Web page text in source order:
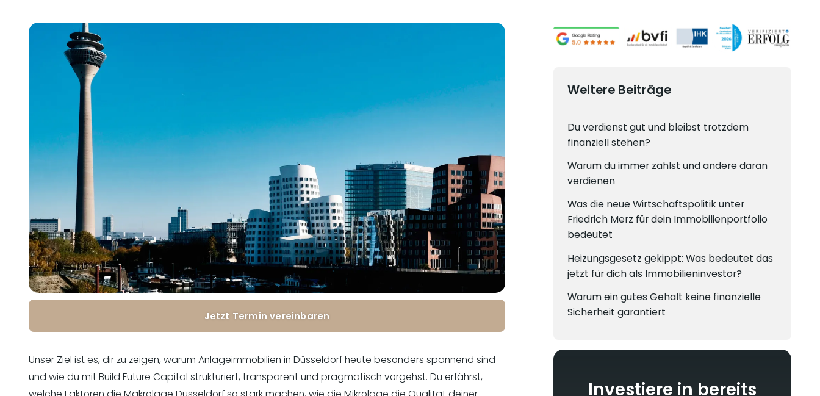
Jetzt Termin vereinbaren
Unser Ziel ist es, dir zu zeigen, warum Anlageimmobilien in Düsseldorf heute besonders spannend sind
und wie du mit Build Future Capital strukturiert, transparent und pragmatisch vorgehst. Du erfährst,
Weitere Beiträge
Du verdienst gut und bleibst trotzdem
finanziell stehen?
Warum du immer zahlst und andere daran
verdienen
Was die neue Wirtschaftspolitik unter
Friedrich Merz für dein Immobilienportfolio
bedeutet
Heizungsgesetz gekippt: Was bedeutet das
jetzt für dich als Immobilieninvestor?
Warum ein gutes Gehalt keine finanzielle
Sicherheit garantiert
Investiere in bereits